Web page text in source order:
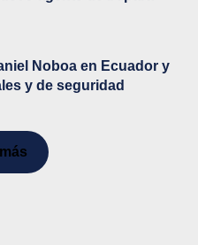
Noboa en Ecuador y
y de seguridad